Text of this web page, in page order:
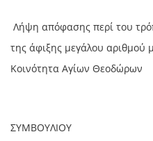
Λήψη απόφασης περί του
της άφιξης μεγάλου αριθμού
Κοινότητα Αγίων Θεοδώρων
Ο
ΣΥΜΒΟΥΛΙΟΥ